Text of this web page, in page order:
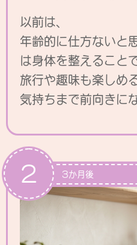
以前は、
年齢的に仕方ないと
は身体を整えることで
旅行や趣味も楽しめ
気持ちまで前向きに
3か月後
2